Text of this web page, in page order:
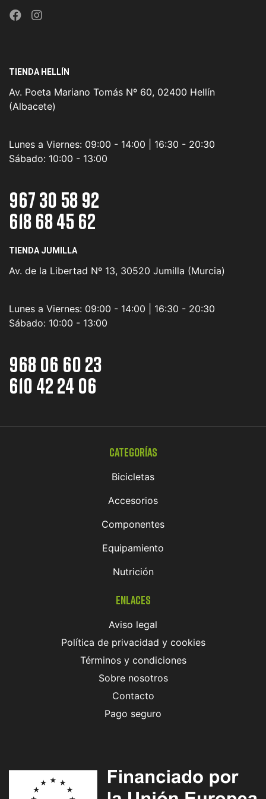
TIENDA HELLÍN
Av. Poeta Mariano Tomás Nº 60, 02400 Hellín
(Albacete)
Lunes a Viernes: 09:00 - 14:00 | 16:30 - 20:30
Sábado: 10:00 - 13:00
967 30 58 92
618 68 45 62
TIENDA JUMILLA
Av. de la Libertad Nº 13, 30520 Jumilla (Murcia)
Lunes a Viernes: 09:00 - 14:00 | 16:30 - 20:30
Sábado: 10:00 - 13:00
968 06 60 23
610 42 24 06
Categorías
Bicicletas
Accesorios
Componentes
Equipamiento
Nutrición
Enlaces
Aviso legal
Política de privacidad y cookies
Términos y condiciones
Sobre nosotros
Contacto
Pago seguro